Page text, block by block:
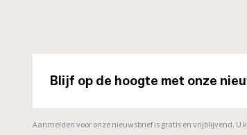
Blijf op de hoogte met onze
Aanmelden voor onze nieuwsbrief is gratis en vrijblijvend.